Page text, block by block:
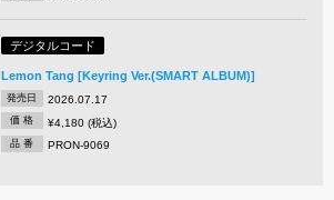
デジタルコード
Lemon Tang [Keyring Ver.(SMART ALBUM)]
発売日 2026.07.17
価 格 ¥4,180 (税込)
品 番 PRON-9069